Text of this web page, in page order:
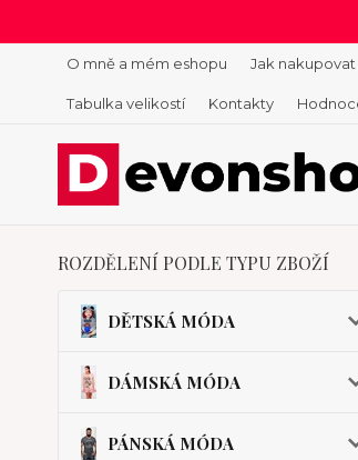
O mně a mém eshopu Jak nakupovat
Tabulka velikostí Kontakty
ROZDĚLENÍ PODLE TYPU ZBOŽÍ
DĚTSKÁ MÓDA
DÁMSKÁ MÓDA
PÁNSKÁ MÓDA